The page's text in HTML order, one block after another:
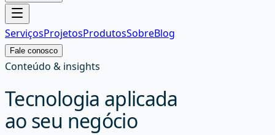
ServiçosProjetosProdutosSobreBlog
Fale conosco
Conteúdo & insights
Tecnologia aplicada
ao seu negócio